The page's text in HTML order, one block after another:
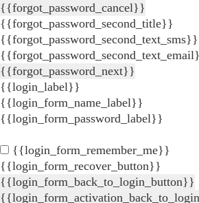
{{forgot_password_cancel}}
{{forgot_password_second_title}}
{{forgot_password_second_text_sms}}
{{forgot_password_next}}
{{login_label}}
{{login_form_name_label}}
{{login_form_password_label}}
{{login_form_remember_me}}
{{login_form_recover_button}}
{{login_form_back_to_login_button}}